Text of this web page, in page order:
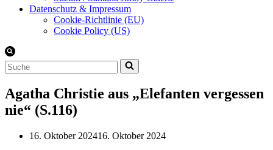
Datenschutz & Impressum
Cookie-Richtlinie (EU)
Cookie Policy (US)
Suchen
nach …
Agatha Christie aus „Elefanten vergessen
nie“ (S.116)
16. Oktober 202416. Oktober 2024